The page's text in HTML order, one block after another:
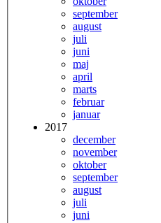
september
august
juli
juni
maj
april
marts
februar
januar
2017
december
november
oktober
september
august
juli
juni